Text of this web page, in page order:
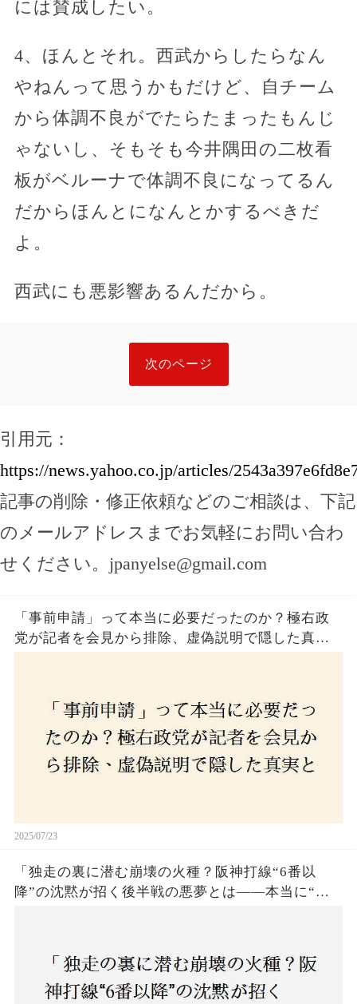
には賛成したい。
4、ほんとそれ。西武からしたらなん
やねんって思うかもだけど、自チーム
から体調不良がでたらたまったもんじ
ゃないし、そもそも今井隅田の二枚看
板がベルーナで体調不良になってるん
だからほんとになんとかするべきだ
よ。
西武にも悪影響あるんだから。
次のページ
引用元：
https://news.yahoo.co.jp/articles/
記事の削除・修正依頼などのご相談は、下記
のメールアドレスまでお気軽にお問い合わ
せください。 jpanyelse@gmail.com
「事前申請」って本当に必要だったのか？極右政
党が記者を会見から排除、虚偽説明で隠した真実
2025/07/23
「独走の裏に潜む崩壊の火種？阪神打線“6番以
降”の沈黙が招く後半戦の悪夢とは——本当に“強